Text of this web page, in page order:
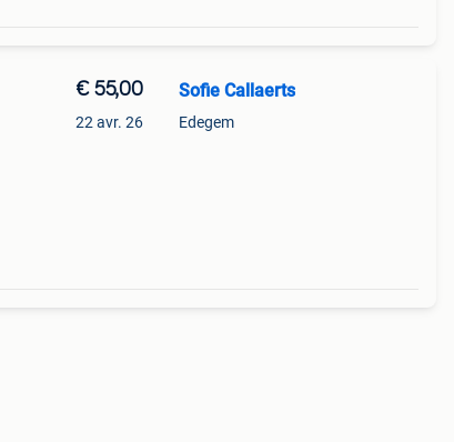
€ 55,00
22 avr. 26
Sofie Callaerts
Edegem